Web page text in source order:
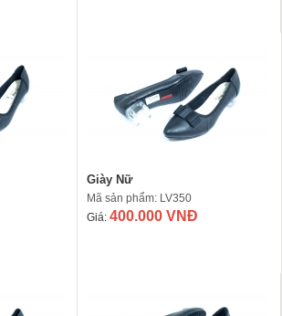
Giày Nữ
Mã sản phẩm: LV350
Giá: 400.000 VNĐ